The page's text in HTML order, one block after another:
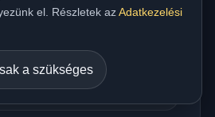
és utakhoz
el. Részletek azAdatkezelési
a szükséges